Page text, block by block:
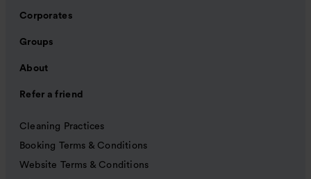
Corporates
Groups
About
Refer a friend
Cleaning Practices
Booking Terms & Conditions
Website Terms & Conditions